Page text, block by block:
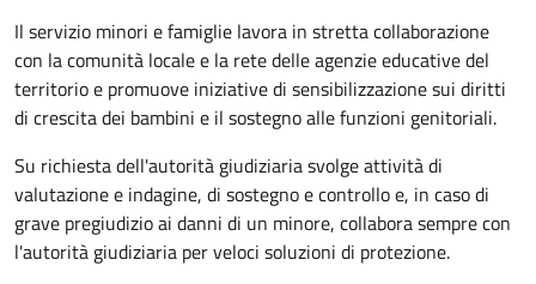
Il servizio minori e famiglie lavora in stretta collaborazione
con la comunità locale e la rete delle agenzie educative del
territorio e promuove iniziative di sensibilizzazione sui diritti
di crescita dei bambini e il sostegno alle funzioni genitoriali.
Su richiesta dell'autorità giudiziaria svolge attività di
valutazione e indagine, di sostegno e controllo e, in caso di
grave pregiudizio ai danni di un minore, collabora sempre con
l'autorità giudiziaria per veloci soluzioni di protezione.